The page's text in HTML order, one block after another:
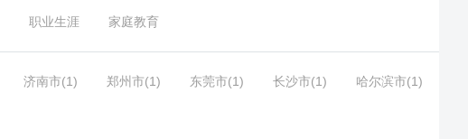
职业生涯 家庭教育
济南市(1) 郑州市(1) 东莞市(1) 长沙市(1) 哈尔滨市(1)